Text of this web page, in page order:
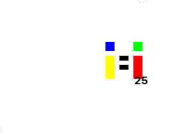
25